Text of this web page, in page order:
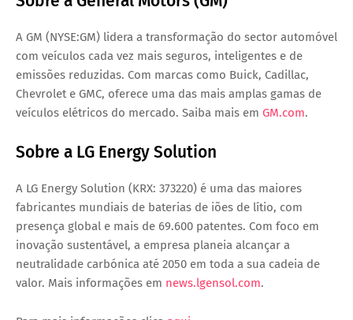
A GM (NYSE:GM) lidera a transformação do sector automóvel
com veículos cada vez mais seguros, inteligentes e de
emissões reduzidas. Com marcas como Buick, Cadillac,
Chevrolet e GMC, oferece uma das mais amplas gamas de
veículos elétricos do mercado. Saiba mais em GM.com.
Sobre a LG Energy Solution
A LG Energy Solution (KRX: 373220) é uma das maiores
fabricantes mundiais de baterias de iões de lítio, com
presença global e mais de 69.600 patentes. Com foco em
inovação sustentável, a empresa planeia alcançar a
neutralidade carbónica até 2050 em toda a sua cadeia de
valor. Mais informações em news.lgensol.com.